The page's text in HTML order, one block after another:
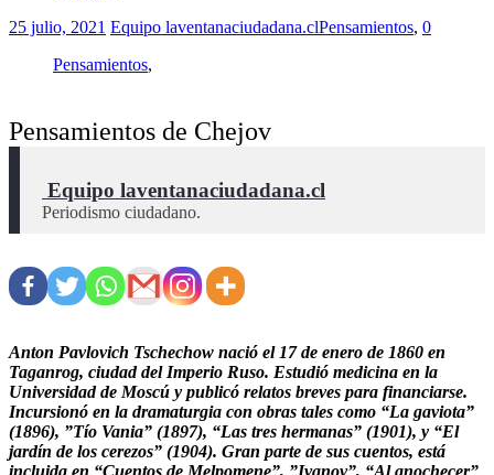
25 julio, 2021 Equipo laventanaciudadana.clPensamientos, 0
Pensamientos,
Pensamientos de Chejov
Equipo laventanaciudadana.cl
Periodismo ciudadano.
Anton Pavlovich Tschechow nació el 17 de enero de 1860 en
Taganrog, ciudad del Imperio Ruso. Estudió medicina en la
Universidad de Moscú y publicó relatos breves para financiarse.
Incursionó en la dramaturgia con obras tales como “La gaviota”
(1896), ”Tío Vania” (1897), “Las tres hermanas” (1901), y “El
jardín de los cerezos” (1904). Gran parte de sus cuentos, está
incluida en “Cuentos de Melpomene”, ”Ivanov”, “Al anochecer”